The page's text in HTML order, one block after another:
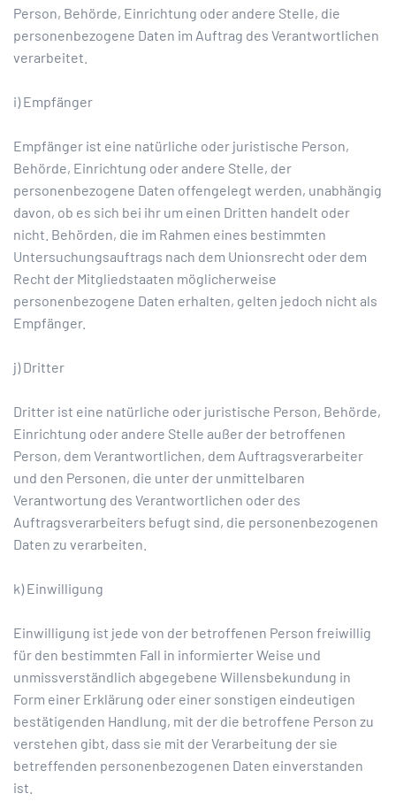
Person, Behörde, Einrichtung oder andere Stelle, die
personenbezogene Daten im Auftrag des Verantwortlichen
verarbeitet.
i) Empfänger
Empfänger ist eine natürliche oder juristische Person,
Behörde, Einrichtung oder andere Stelle, der
personenbezogene Daten offengelegt werden, unabhängig
davon, ob es sich bei ihr um einen Dritten handelt oder
nicht. Behörden, die im Rahmen eines bestimmten
Untersuchungsauftrags nach dem Unionsrecht oder dem
Recht der Mitgliedstaaten möglicherweise
personenbezogene Daten erhalten, gelten jedoch nicht als
Empfänger.
j) Dritter
Dritter ist eine natürliche oder juristische Person, Behörde,
Einrichtung oder andere Stelle außer der betroffenen
Person, dem Verantwortlichen, dem Auftragsverarbeiter
und den Personen, die unter der unmittelbaren
Verantwortung des Verantwortlichen oder des
Auftragsverarbeiters befugt sind, die personenbezogenen
Daten zu verarbeiten.
k) Einwilligung
Einwilligung ist jede von der betroffenen Person freiwillig
für den bestimmten Fall in informierter Weise und
unmissverständlich abgegebene Willensbekundung in
Form einer Erklärung oder einer sonstigen eindeutigen
bestätigenden Handlung, mit der die betroffene Person zu
verstehen gibt, dass sie mit der Verarbeitung der sie
betreffenden personenbezogenen Daten einverstanden
ist.